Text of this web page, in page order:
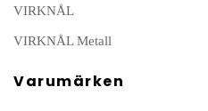
VIRKNÅL
VIRKNÅL Metall
Varumärken